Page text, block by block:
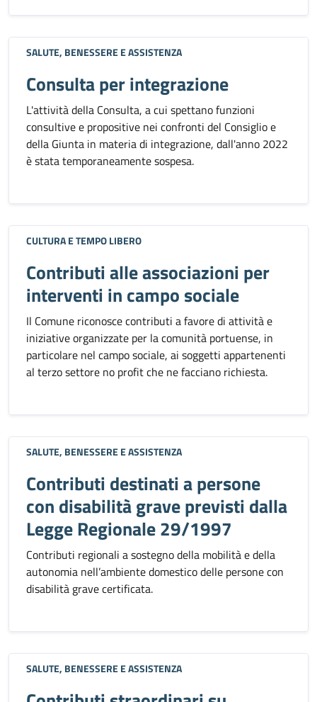
SALUTE, BENESSERE E ASSISTENZA
Consulta per integrazione
L'attività della Consulta, a cui spettano funzioni
consultive e propositive nei confronti del Consiglio e
della Giunta in materia di integrazione, dall'anno 2022
è stata temporaneamente sospesa.
CULTURA E TEMPO LIBERO
Contributi alle associazioni per
interventi in campo sociale
Il Comune riconosce contributi a favore di attività e
iniziative organizzate per la comunità portuense, in
particolare nel campo sociale, ai soggetti appartenenti
al terzo settore no profit che ne facciano richiesta.
SALUTE, BENESSERE E ASSISTENZA
Contributi destinati a persone
con disabilità grave previsti dalla
Legge Regionale 29/1997
Contributi regionali a sostegno della mobilità e della
autonomia nell’ambiente domestico delle persone con
disabilità grave certificata.
SALUTE, BENESSERE E ASSISTENZA